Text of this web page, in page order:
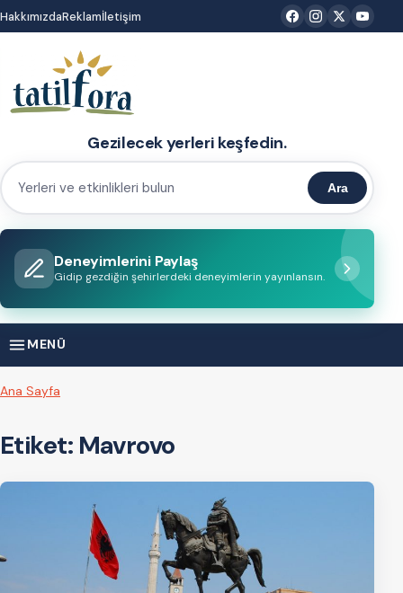
İçeriğe
atla
HakkımızdaReklamİletişim
Gezilecek yerleri keşfedin.
Yerleri
etkinlikleri
bulun
Ara
Deneyimlerini Paylaş
Gidip gezdiğin şehirlerdeki deneyimlerin yayınlansın.
MENÜ
Ana Sayfa
Etiket: Mavrovo